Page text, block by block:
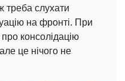
треба слухати
на фронті. При
консолідацію
це нічого не